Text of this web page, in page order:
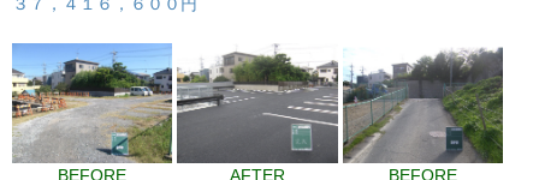
３７，４１６，６００円
BEFORE AFTER BEFORE